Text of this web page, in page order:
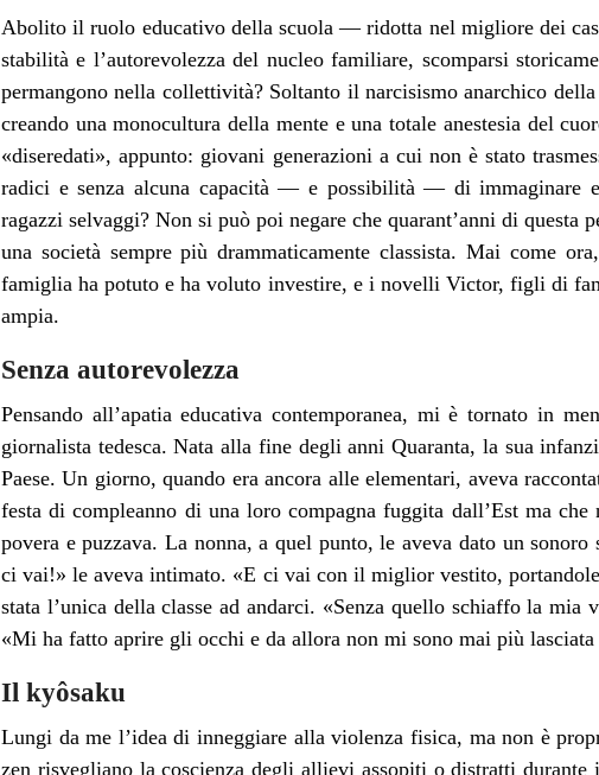
Abolito il ruolo educativo della scuola — ridotta nel migliore dei
stabilità e l’autorevolezza del nucleo familiare, scomparsi
permangono nella collettività? Soltanto il narcisismo anarchico
creando una monocultura della mente e una totale anestesia del
«diseredati», appunto: giovani generazioni a cui non è stato
radici e senza alcuna capacità — e possibilità — di immaginare
ragazzi selvaggi? Non si può poi negare che quarant’anni di questa
una società sempre più drammaticamente classista. Mai come
famiglia ha potuto e ha voluto investire, e i novelli Victor, figli di
ampia.
Senza autorevolezza
Pensando all’apatia educativa contemporanea, mi è tornato in
giornalista tedesca. Nata alla fine degli anni Quaranta, la sua
Paese. Un giorno, quando era ancora alle elementari, aveva
festa di compleanno di una loro compagna fuggita dall’Est ma
povera e puzzava. La nonna, a quel punto, le aveva dato un
ci vai!» le aveva intimato. «E ci vai con il miglior vestito,
stata l’unica della classe ad andarci. «Senza quello schiaffo la mia
«Mi ha fatto aprire gli occhi e da allora non mi sono mai più
Il kyôsaku
Lungi da me l’idea di inneggiare alla violenza fisica, ma non è
zen risvegliano la coscienza degli allievi assopiti o distratti